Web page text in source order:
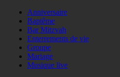
Anniversaire
Baptême
Bar Mitzvah
Enterrements de vie
Groupe
Mariage
Musique live